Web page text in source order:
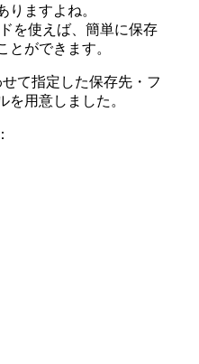
りますよね。
を使えば、簡単に保存
とができます。
て指定した保存先・フ
を用意しました。